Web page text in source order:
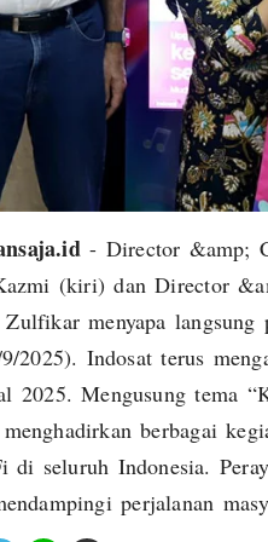
- Director &amp;
(kiri) dan Director
menyapa
2025). Indosat terus
2025. Mengusung tema
berbagai
seluruh Indonesia.
perjalanan